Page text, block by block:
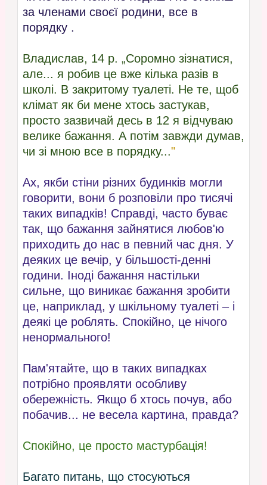
за членами своєї родини, все в
порядку .
Владислав, 14 р. „Соромно зізнатися,
але... я робив це вже кілька разів в
школі. В закритому туалеті. Не те, щоб
клімат як би мене хтось застукав,
просто зазвичай десь в 12 я відчуваю
велике бажання. А потім завжди думав,
чи зі мною все в порядку..."
Ах, якби стіни різних будинків могли
говорити, вони б розповіли про тисячі
таких випадків! Справді, часто буває
так, що бажання зайнятися любов'ю
приходить до нас в певний час дня. У
деяких це вечір, у більшості-денні
години. Іноді бажання настільки
сильне, що виникає бажання зробити
це, наприклад, у шкільному туалеті – і
деякі це роблять. Спокійно, це нічого
ненормального!
Пам'ятайте, що в таких випадках
потрібно проявляти особливу
обережність. Якщо б хтось почув, або
побачив... не весела картина, правда?
Спокійно, це просто мастурбація!
Багато питань, що стосуються